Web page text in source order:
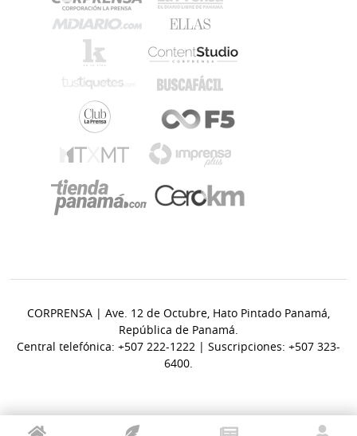
CORPRENSA | Ave. 12 de Octubre, Hato Pintado Panamá,
República de Panamá.
Central telefónica: +507 222-1222 | Suscripciones: +507 323-
6400.